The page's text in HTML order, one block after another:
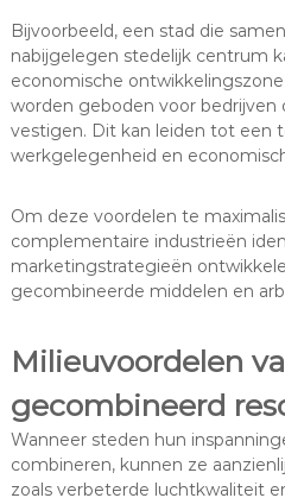
Bijvoorbeeld, een stad die
nabijgelegen stedelijk centrum
economische
worden geboden voor
vestigen. Dit kan leiden tot een
werkgelegenheid en
Om deze voordelen te
complementaire industrieën
marketingstrategieën
gecombineerde middelen en
Milieuvoordelen
gecombineerd
Wanneer steden hun
combineren, kunnen ze
zoals verbeterde luchtkwaliteit